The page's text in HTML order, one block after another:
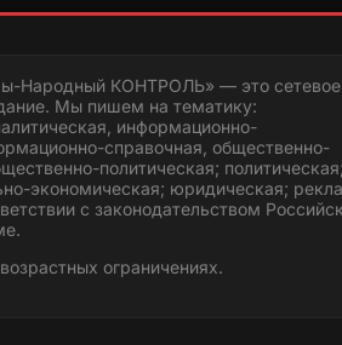
Народный КОНТРОЛЬ» — это сетевое
Мы пишем на тематику:
информационно-
справочная, общественно-
политическая; политическая;
экономическая; юридическая;
с законодательством
ограничениях.